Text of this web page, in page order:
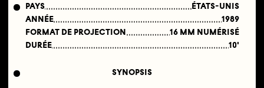
PAYS
ÉTATS-UNIS
ANNÉE
1989
FORMAT DE PROJECTION
16 MM NUMÉRISÉ
DURÉE
10'
SYNOPSIS